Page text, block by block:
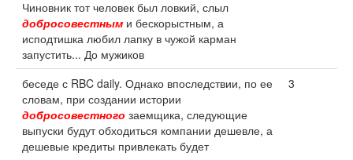
Чиновник тот человек был ловкий, слыл
добросовестным и бескорыстным, а
исподтишка любил лапку в чужой карман
запустить... До мужиков
беседе с RBC daily. Однако впоследствии, по ее
словам, при создании истории
добросовестного заемщика, следующие
выпуски будут обходиться компании дешевле, а
дешевые кредиты привлекать будет
3